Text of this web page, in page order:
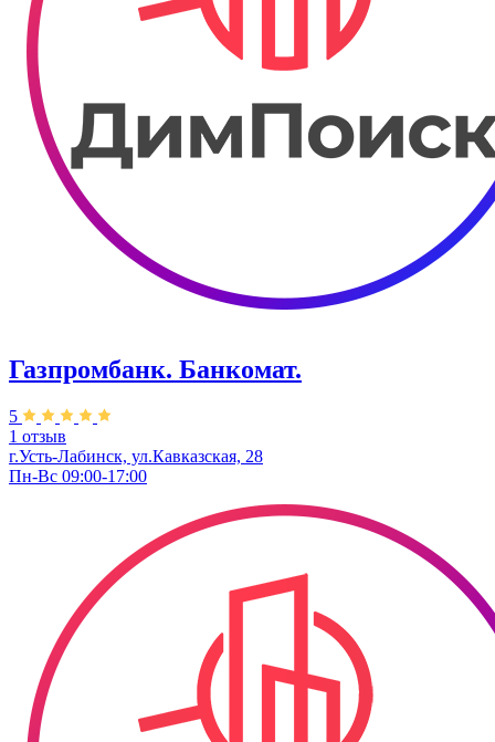
Газпромбанк. Банкомат.
5
1 отзыв
г.Усть-Лабинск, ул.Кавказская, 28
Пн-Вс 09:00-17:00